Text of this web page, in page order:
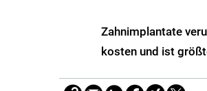
Zahnimplantate
kosten und ist